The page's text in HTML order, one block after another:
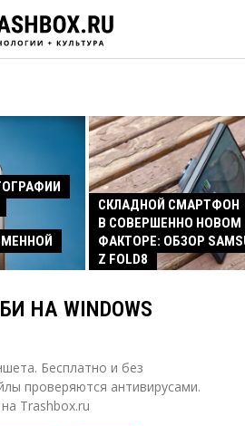
СКЛАДНОЙ СМАРТФОН
В СОВЕРШЕННО
ФАКТОРЕ: ОБЗОР
Z FOLD8
НА WINDOWS
Бесплатно и без
проверяются антивирусами.
Trashbox.ru